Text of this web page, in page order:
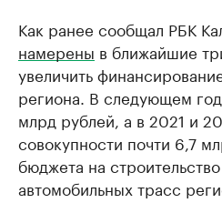
Как ранее сообщал РБК
намерены в ближайшие
увеличить
региона. В следующем
млрд рублей, а в 2021 и
совокупности почти 6,7
бюджета на
автомобильных трасс